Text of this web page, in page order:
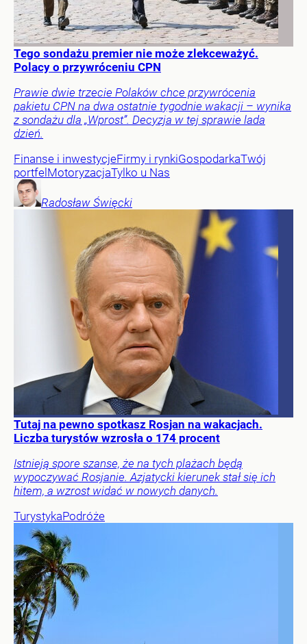
Tego sondażu premier nie może zlekceważyć.
Polacy o przywróceniu CPN
Prawie dwie trzecie Polaków chce przywrócenia
pakietu CPN na dwa ostatnie tygodnie wakacji – wynika
z sondażu dla „Wprost”. Decyzja w tej sprawie lada
dzień.
Finanse i inwestycjeFirmy i rynkiGospodarkaTwój
portfelMotoryzacjaTylko u Nas
Radosław Święcki
Tutaj na pewno spotkasz Rosjan na wakacjach.
Liczba turystów wzrosła o 174 procent
Istnieją spore szanse, że na tych plażach będą
wypoczywać Rosjanie. Azjatycki kierunek stał się ich
hitem, a wzrost widać w nowych danych.
TurystykaPodróże